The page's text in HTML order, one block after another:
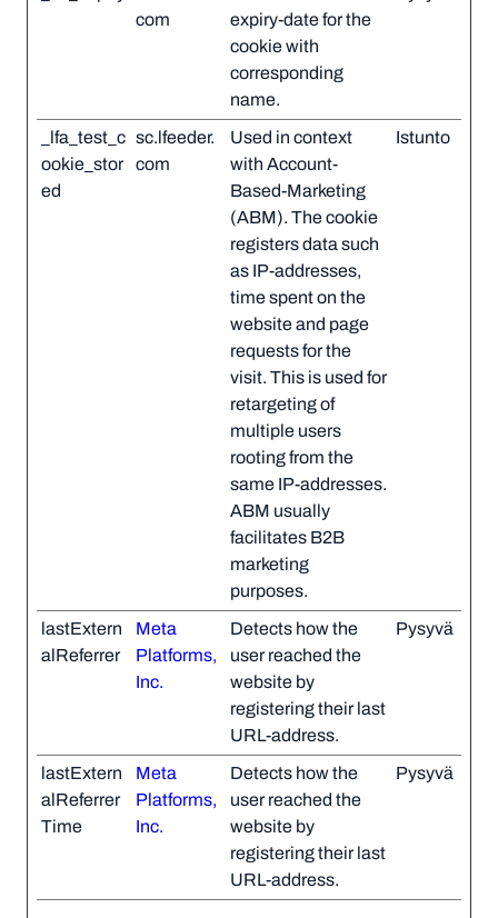
com
expiry-date for the
cookie with
corresponding
name.
_lfa_test_c
ookie_stor
ed
sc.lfeeder.
com
Used in context
with Account-
Based-Marketing
(ABM). The cookie
registers data such
as IP-addresses,
time spent on the
website and page
requests for the
visit. This is used for
retargeting of
multiple users
rooting from the
same IP-addresses.
ABM usually
facilitates B2B
marketing
purposes.
Istunto
lastExtern
alReferrer
Meta
Platforms,
Inc.
Detects how the
user reached the
website by
registering their last
URL-address.
Pysyvä
lastExtern
alReferrer
Time
Meta
Platforms,
Inc.
Detects how the
user reached the
website by
registering their last
URL-address.
Pysyvä